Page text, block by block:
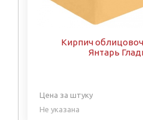
Кирпич
Янтарь
Цена за штуку
Не указана